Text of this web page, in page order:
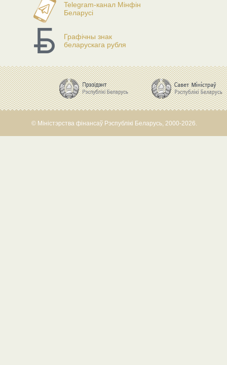
Telegram-канал Мінфін
Беларусі
Графічны знак
беларускага рубля
© Міністэрства фінансаў Рэспублікі Беларусь, 2000-2026.